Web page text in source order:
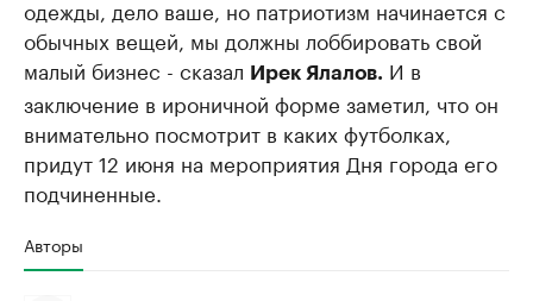
одежды, дело ваше, но патриотизм начинается с
обычных вещей, мы должны лоббировать свой
малый бизнес - сказал Ирек Ялалов. И в
заключение в ироничной форме заметил, что он
внимательно посмотрит в каких футболках,
придут 12 июня на мероприятия Дня города его
подчиненные.
Авторы